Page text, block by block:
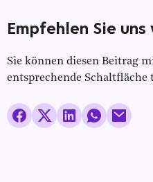
Empfehlen Sie
Sie können diesen Beitrag
entsprechende Schaltfläche